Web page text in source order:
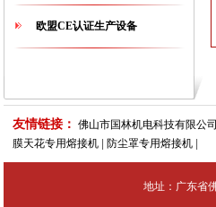
欧盟CE认证生产设备
友情链接： 佛山市国林机电科技有限公司
膜天花专用熔接机
防尘罩专用熔接机
地址：广东省